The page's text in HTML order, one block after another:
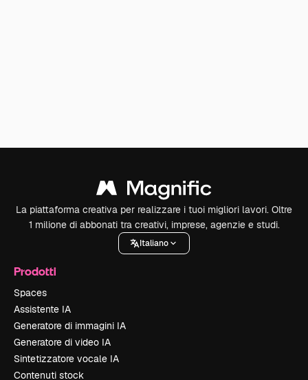
La piattaforma creativa per realizzare i tuoi migliori lavori. Oltre
1 milione di abbonati tra creativi, imprese, agenzie e studi.
Italiano
Prodotti
Spaces
Assistente IA
Generatore di immagini IA
Generatore di video IA
Sintetizzatore vocale IA
Contenuti stock